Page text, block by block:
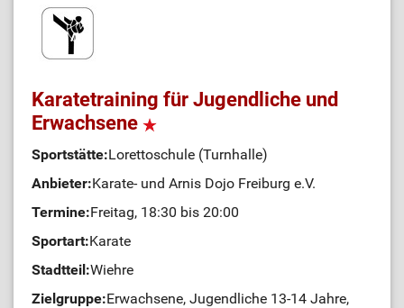
Karatetraining für Jugendliche und
Erwachsene
Sportstätte:Lorettoschule (Turnhalle)
Anbieter:Karate- und Arnis Dojo Freiburg e.V.
Termine:Freitag, 18:30 bis 20:00
Sportart:Karate
Stadtteil:Wiehre
Zielgruppe:Erwachsene, Jugendliche 13-14 Jahre,